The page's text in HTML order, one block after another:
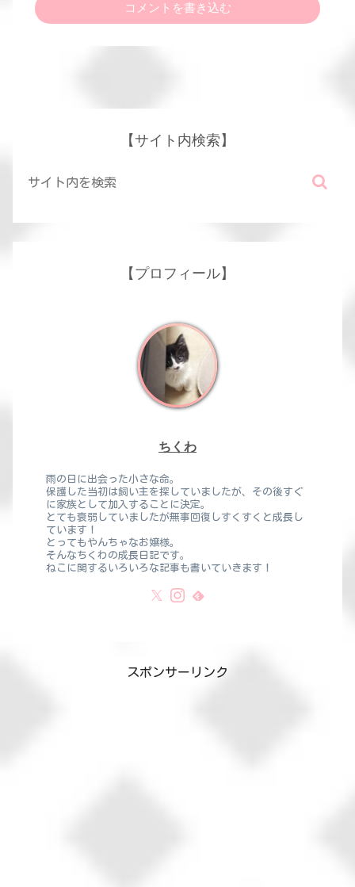
コメントを書き込む
【サイト内検索】
【プロフィール】
ちくわ
雨の日に出会った小さな命。
保護した当初は飼い主を探していましたが、その後すぐ
に家族として加入することに決定。
とても衰弱していましたが無事回復しすくすくと成長し
ています！
とってもやんちゃなお嬢様。
そんなちくわの成長日記です。
ねこに関するいろいろな記事も書いていきます！
スポンサーリンク